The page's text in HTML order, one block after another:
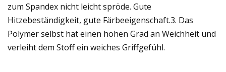
zum Spandex nicht leicht spröde. Gute
Hitzebeständigkeit, gute Färbeeigenschaft.3. Das
Polymer selbst hat einen hohen Grad an Weichheit und
verleiht dem Stoff ein weiches Griffgefühl.